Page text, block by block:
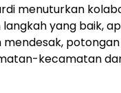
menuturkan
yang baik,
kecamatan